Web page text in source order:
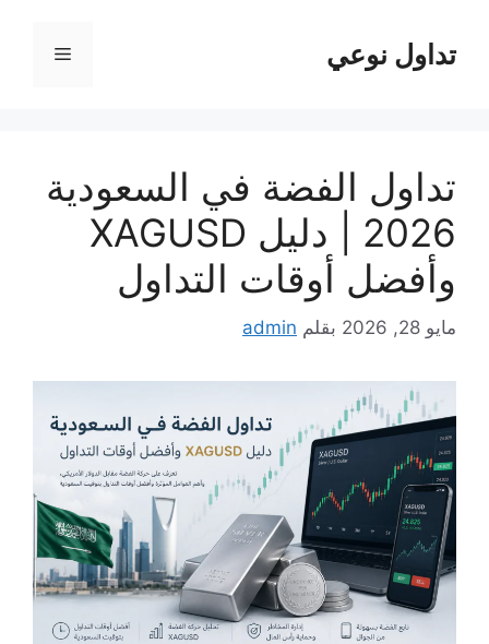
المحتوىتداول نوعي القائمة
تداول الفضة في السعودية
2026 | دليل XAGUSD
وأفضل أوقات التداول
مايو 28, 2026 بقلم admin